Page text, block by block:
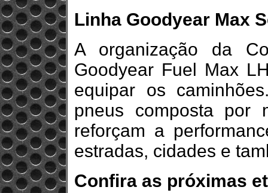
Linha Goodyear Max
A organização da
Goodyear Fuel Max
equipar os
pneus composta por
reforçam a
estradas, cidades e
Confira as próximas